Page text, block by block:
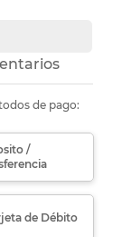
de pago:
/
de Débito